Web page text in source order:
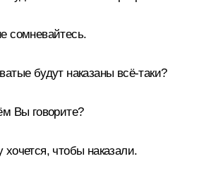
сомневайтесь.
будут наказаны всё-таки?
Вы говорите?
хочется, чтобы наказали.